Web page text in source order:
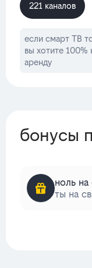
221 каналов
если смарт ТВ
вы хотите 100%
аренду
бонусы
ноль на
ты на